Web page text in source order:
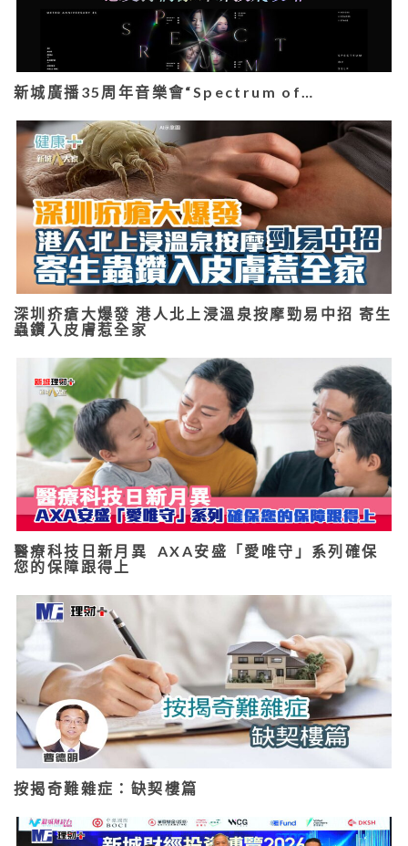
新城廣播35周年音樂會“Spectrum of…
深圳疥瘡大爆發 港人北上浸溫泉按摩勁易中招 寄生
蟲鑽入皮膚惹全家
醫療科技日新月異 AXA安盛「愛唯守」系列確保
您的保障跟得上
按揭奇難雜症：缺契樓篇